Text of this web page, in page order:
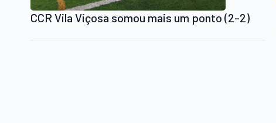
CCR Vila Viçosa somou mais um ponto (2-2)